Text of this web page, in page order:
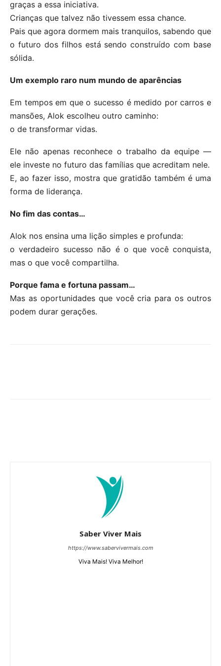
graças a essa iniciativa.
Crianças que talvez não tivessem essa chance.
Pais que agora dormem mais tranquilos, sabendo que
o futuro dos filhos está sendo construído com base
sólida.
Um exemplo raro num mundo de aparências
Em tempos em que o sucesso é medido por carros e
mansões, Alok escolheu outro caminho:
o de transformar vidas.
Ele não apenas reconhece o trabalho da equipe —
ele investe no futuro das famílias que acreditam nele.
E, ao fazer isso, mostra que gratidão também é uma
forma de liderança.
No fim das contas…
Alok nos ensina uma lição simples e profunda:
o verdadeiro sucesso não é o que você conquista,
mas o que você compartilha.
Porque fama e fortuna passam…
Mas as oportunidades que você cria para os outros
podem durar gerações.
Saber Viver Mais
https://www.sabervivermais.com
Viva Mais! Viva Melhor!